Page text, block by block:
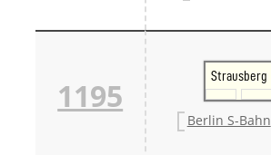
1195
Strausberg
Berlin S-Bahn